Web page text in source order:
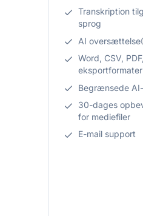
Transkription
sprog
AI oversættelse
Word, CSV,
eksportformater
Begrænsede
30-dages
for mediefiler
E-mail support